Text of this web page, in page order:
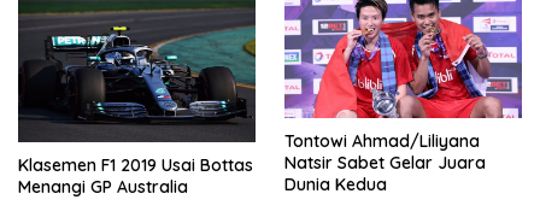
Klasemen F1 2019 Usai Bottas
Menangi GP Australia
Tontowi Ahmad/Liliyana
Natsir Sabet Gelar Juara
Dunia Kedua